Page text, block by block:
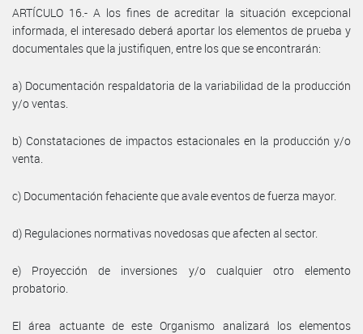
ARTÍCULO 16.- A los fines de acreditar la situación excepcional
informada, el interesado deberá aportar los elementos de prueba y
documentales que la justifiquen, entre los que se encontrarán:
a) Documentación respaldatoria de la variabilidad de la producción
y/o ventas.
b) Constataciones de impactos estacionales en la producción y/o
venta.
c) Documentación fehaciente que avale eventos de fuerza mayor.
d) Regulaciones normativas novedosas que afecten al sector.
e) Proyección de inversiones y/o cualquier otro elemento
probatorio.
El área actuante de este Organismo analizará los elementos